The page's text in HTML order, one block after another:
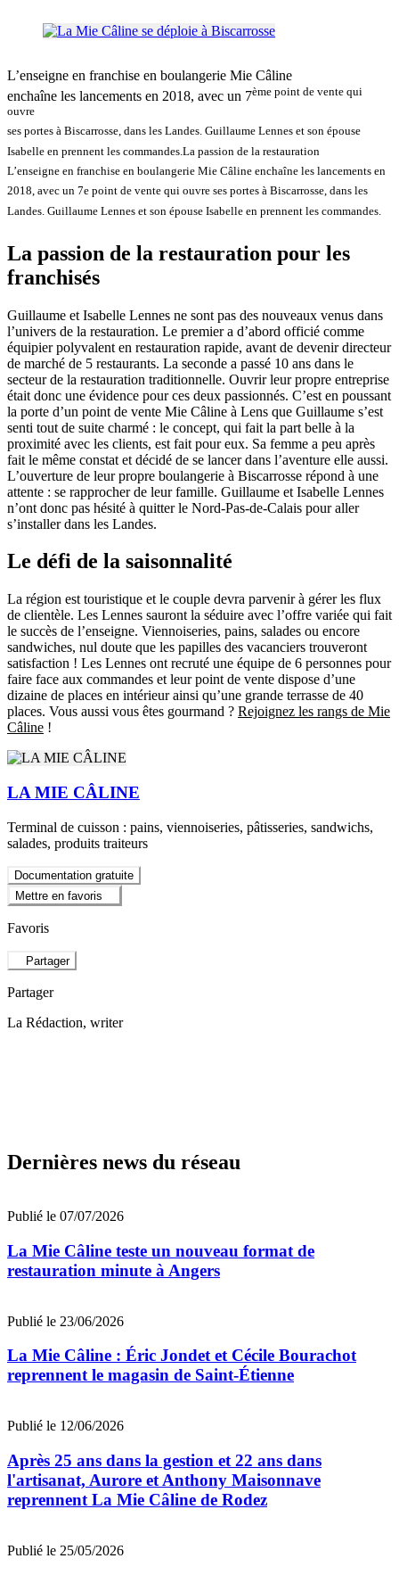
L’enseigne en franchise en boulangerie Mie Câline
enchaîne les lancements en 2018, avec un 7ème point de vente qui
ouvre
ses portes à Biscarrosse, dans les Landes. Guillaume Lennes et son épouse
Isabelle en prennent les commandes. La passion de la restauration
L’enseigne en franchise en boulangerie Mie Câline enchaîne les lancements en
2018, avec un 7e point de vente qui ouvre ses portes à Biscarrosse, dans les
Landes. Guillaume Lennes et son épouse Isabelle en prennent les commandes.
La passion de la restauration pour les
franchisés
Guillaume et Isabelle Lennes ne sont pas des nouveaux venus dans
l’univers de la restauration. Le premier a d’abord officié comme
équipier polyvalent en restauration rapide, avant de devenir directeur
de marché de 5 restaurants. La seconde a passé 10 ans dans le
secteur de la restauration traditionnelle. Ouvrir leur propre entreprise
était donc une évidence pour ces deux passionnés. C’est en poussant
la porte d’un point de vente Mie Câline à Lens que Guillaume s’est
senti tout de suite charmé : le concept, qui fait la part belle à la
proximité avec les clients, est fait pour eux. Sa femme a peu après
fait le même constat et décidé de se lancer dans l’aventure elle aussi.
L’ouverture de leur propre boulangerie à Biscarrosse répond à une
attente : se rapprocher de leur famille. Guillaume et Isabelle Lennes
n’ont donc pas hésité à quitter le Nord-Pas-de-Calais pour aller
s’installer dans les Landes.
Le défi de la saisonnalité
La région est touristique et le couple devra parvenir à gérer les flux
de clientèle. Les Lennes sauront la séduire avec l’offre variée qui fait
le succès de l’enseigne. Viennoiseries, pains, salades ou encore
sandwiches, nul doute que les papilles des vacanciers trouveront
satisfaction ! Les Lennes ont recruté une équipe de 6 personnes pour
faire face aux commandes et leur point de vente dispose d’une
dizaine de places en intérieur ainsi qu’une grande terrasse de 40
places. Vous aussi vous êtes gourmand ? Rejoignez les rangs de Mie
Câline !
LA MIE CÂLINE
Terminal de cuisson : pains, viennoiseries, pâtisseries, sandwichs,
salades, produits traiteurs
Documentation gratuite
Mettre en favoris
Favoris
Partager
Partager
La Rédaction, writer
Dernières news du réseau
Publié le 07/07/2026
La Mie Câline teste un nouveau format de
restauration minute à Angers
Publié le 23/06/2026
La Mie Câline : Éric Jondet et Cécile Bourachot
reprennent le magasin de Saint-Étienne
Publié le 12/06/2026
Après 25 ans dans la gestion et 22 ans dans
l'artisanat, Aurore et Anthony Maisonnave
reprennent La Mie Câline de Rodez
Publié le 25/05/2026